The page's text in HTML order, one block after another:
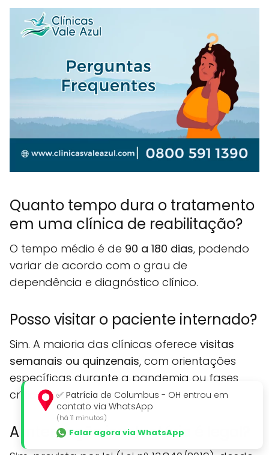
Quanto tempo dura o tratamento
em uma clínica de reabilitação?
O tempo médio é de 90 a 180 dias, podendo
variar de acordo com o grau de
dependência e diagnóstico clínico.
Posso visitar o paciente internado?
Sim. A maioria das clínicas oferece visitas
semanais ou quinzenais, com orientações
específicas durante a pandemia ou fases
críticas do tratamento.
A internação involuntária é legal?
✅ Patrícia de Columbus - OH entrou em
contato via WhatsApp
(há 11 minutos)
Falar agora via WhatsApp